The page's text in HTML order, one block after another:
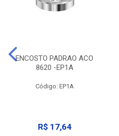
ENCOSTO PADRAO ACO
8620 -EP1A
Código: EP1A
R$ 17,64